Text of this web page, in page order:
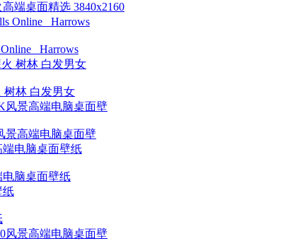
端桌面精选 3840x2160
Harrows
树林 白发男女
景高端电脑桌面壁
电脑桌面壁纸